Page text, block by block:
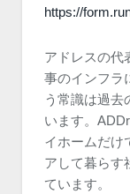
https://
アドレスの代
事のインフラ
う常識は過去
います。
イホームだけ
アして暮らす
ています。